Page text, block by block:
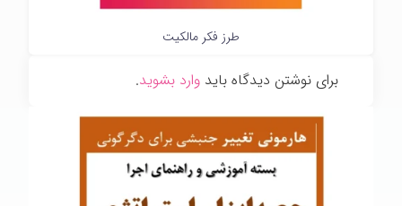
طرز فکر مالکیت
برای نوشتن دیدگاه باید وارد بشوید.